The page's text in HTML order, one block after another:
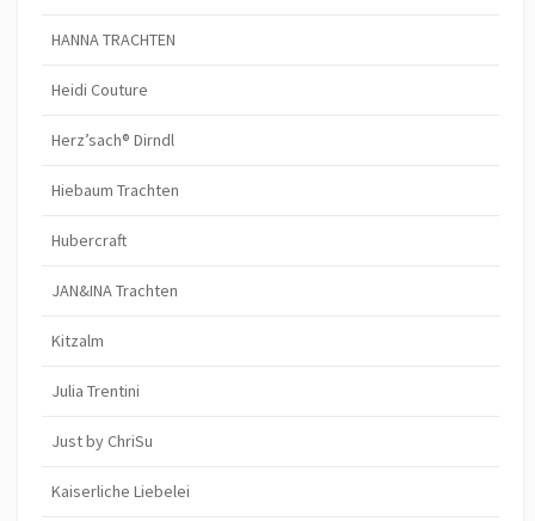
HANNA TRACHTEN
Heidi Couture
Herz’sach® Dirndl
Hiebaum Trachten
Hubercraft
JAN&INA Trachten
Kitzalm
Julia Trentini
Just by ChriSu
Kaiserliche Liebelei